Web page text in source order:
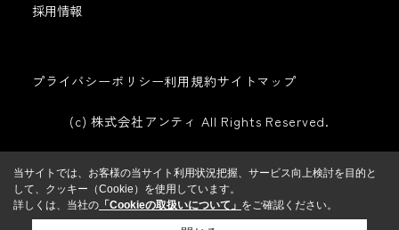
採用情報
プライバシーポリシー利用規約サイトマップ
(c) 株式会社アンティ All Rights Reserved.
当サイトでは、お客様の当サイト利用状況把握、サービス向上検討を目的と
して、クッキー（Cookie）を使用しています。
詳しくは、当社の 「Cookieの取扱いについて」 をご確認ください。